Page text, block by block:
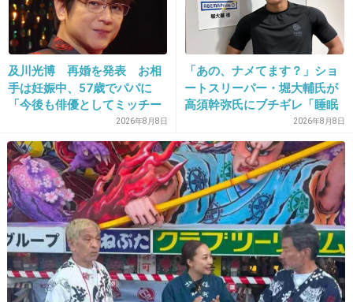
1件の返信
2026/06/03(水) 11:11:14
ほむらちゃん
1件の返信
+2 -1
26. 匿名2026/06/03(水) 11:11:58
及川光博 再婚を発表 お相
手は妊娠中、57歳でパパに
「今後も俳優としてミッチー
2026年8月8日
「あの、ナメてます？」ショ
ートスリーパー・堀大輔氏が
高須幹弥氏にブチギレ「睡眠
不足の人＝キレやすい」SNS
で物議
2026年8月8日